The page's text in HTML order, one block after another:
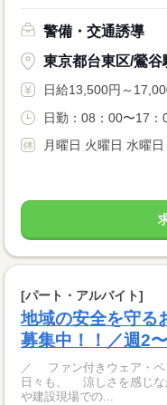
警備・交通誘導
東京都台東区/鶯谷
日給13,500円～
日勤：08：00〜17
月曜日 火曜日 水曜
[パート・アルバイト]
地域の安全を守る
募集中！！／週2
／ ファン付きウェア・
日々も、 涼しさを感じながら
や建設現場での...